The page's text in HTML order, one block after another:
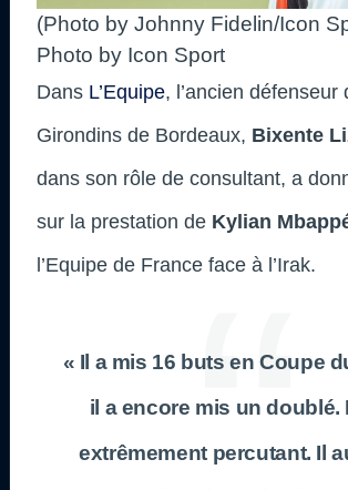
(Photo by Johnny Fidelin/Icon
Photo by Icon Sport
Dans L’Equipe, l’ancien défenseur
Girondins de Bordeaux, Bixente
dans son rôle de consultant, a
sur la prestation de Kylian
l’Equipe de France face à l’Irak.
« Il a mis 16 buts en Coupe
il a encore mis un doublé.
extrêmement percutant. Il